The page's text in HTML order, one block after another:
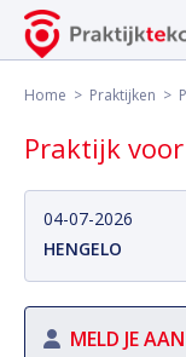
Home > Praktijken >
Praktijk
04-07-2026
HENGELO
MELD JE